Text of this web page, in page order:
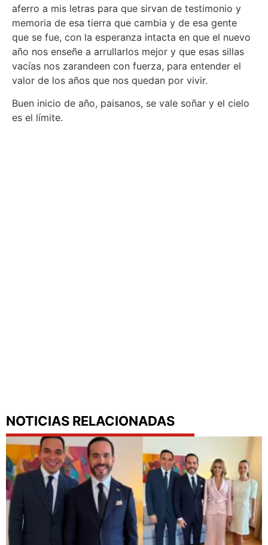
aferro a mis letras para que sirvan de testimonio y
memoria de esa tierra que cambia y de esa gente
que se fue, con la esperanza intacta en que el nuevo
año nos enseñe a arrullarlos mejor y que esas sillas
vacías nos zarandeen con fuerza, para entender el
valor de los años que nos quedan por vivir.
Buen inicio de año, paisanos, se vale soñar y el cielo
es el límite.
NOTICIAS RELACIONADAS